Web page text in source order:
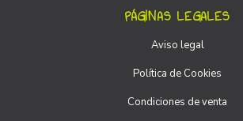
PÁGINAS LEGALES
Aviso legal
Política de Cookies
Condiciones de venta